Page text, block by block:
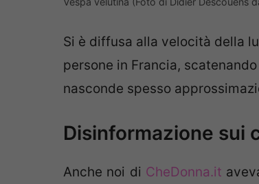
Si è diffusa alla velocità della
persone in Francia,
nasconde spesso
Disinformazione sui
Anche noi di CheDonna.it